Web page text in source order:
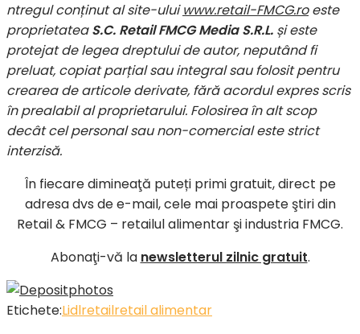
ntregul conținut al site-uluiwww.retail-FMCG.roeste
proprietateaS.C. Retail FMCG Media S.R.L. și este
protejat de legea dreptului de autor, neputând fi
preluat, copiat parțial sau integral sau folosit pentru
crearea de articole derivate, fără acordul expres scris
în prealabil al proprietarului. Folosirea în alt scop
decât cel personal sau non-comercial este strict
interzisă.
În fiecare dimineaţă puteți primi gratuit, direct pe
adresa dvs de e-mail, cele mai proaspete ştiri din
Retail & FMCG – retailul alimentar şi industria FMCG.
Abonaţi-vă la newsletterul zilnic gratuit.
Etichete:Lidlretailretail alimentar